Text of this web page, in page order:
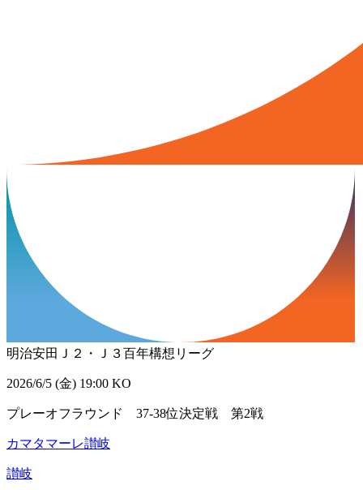
明治安田Ｊ２・Ｊ３百年構想リーグ
2026/6/5 (金) 19:00 KO
プレーオフラウンド 37-38位決定戦 第2戦
カマタマーレ讃岐
讃岐